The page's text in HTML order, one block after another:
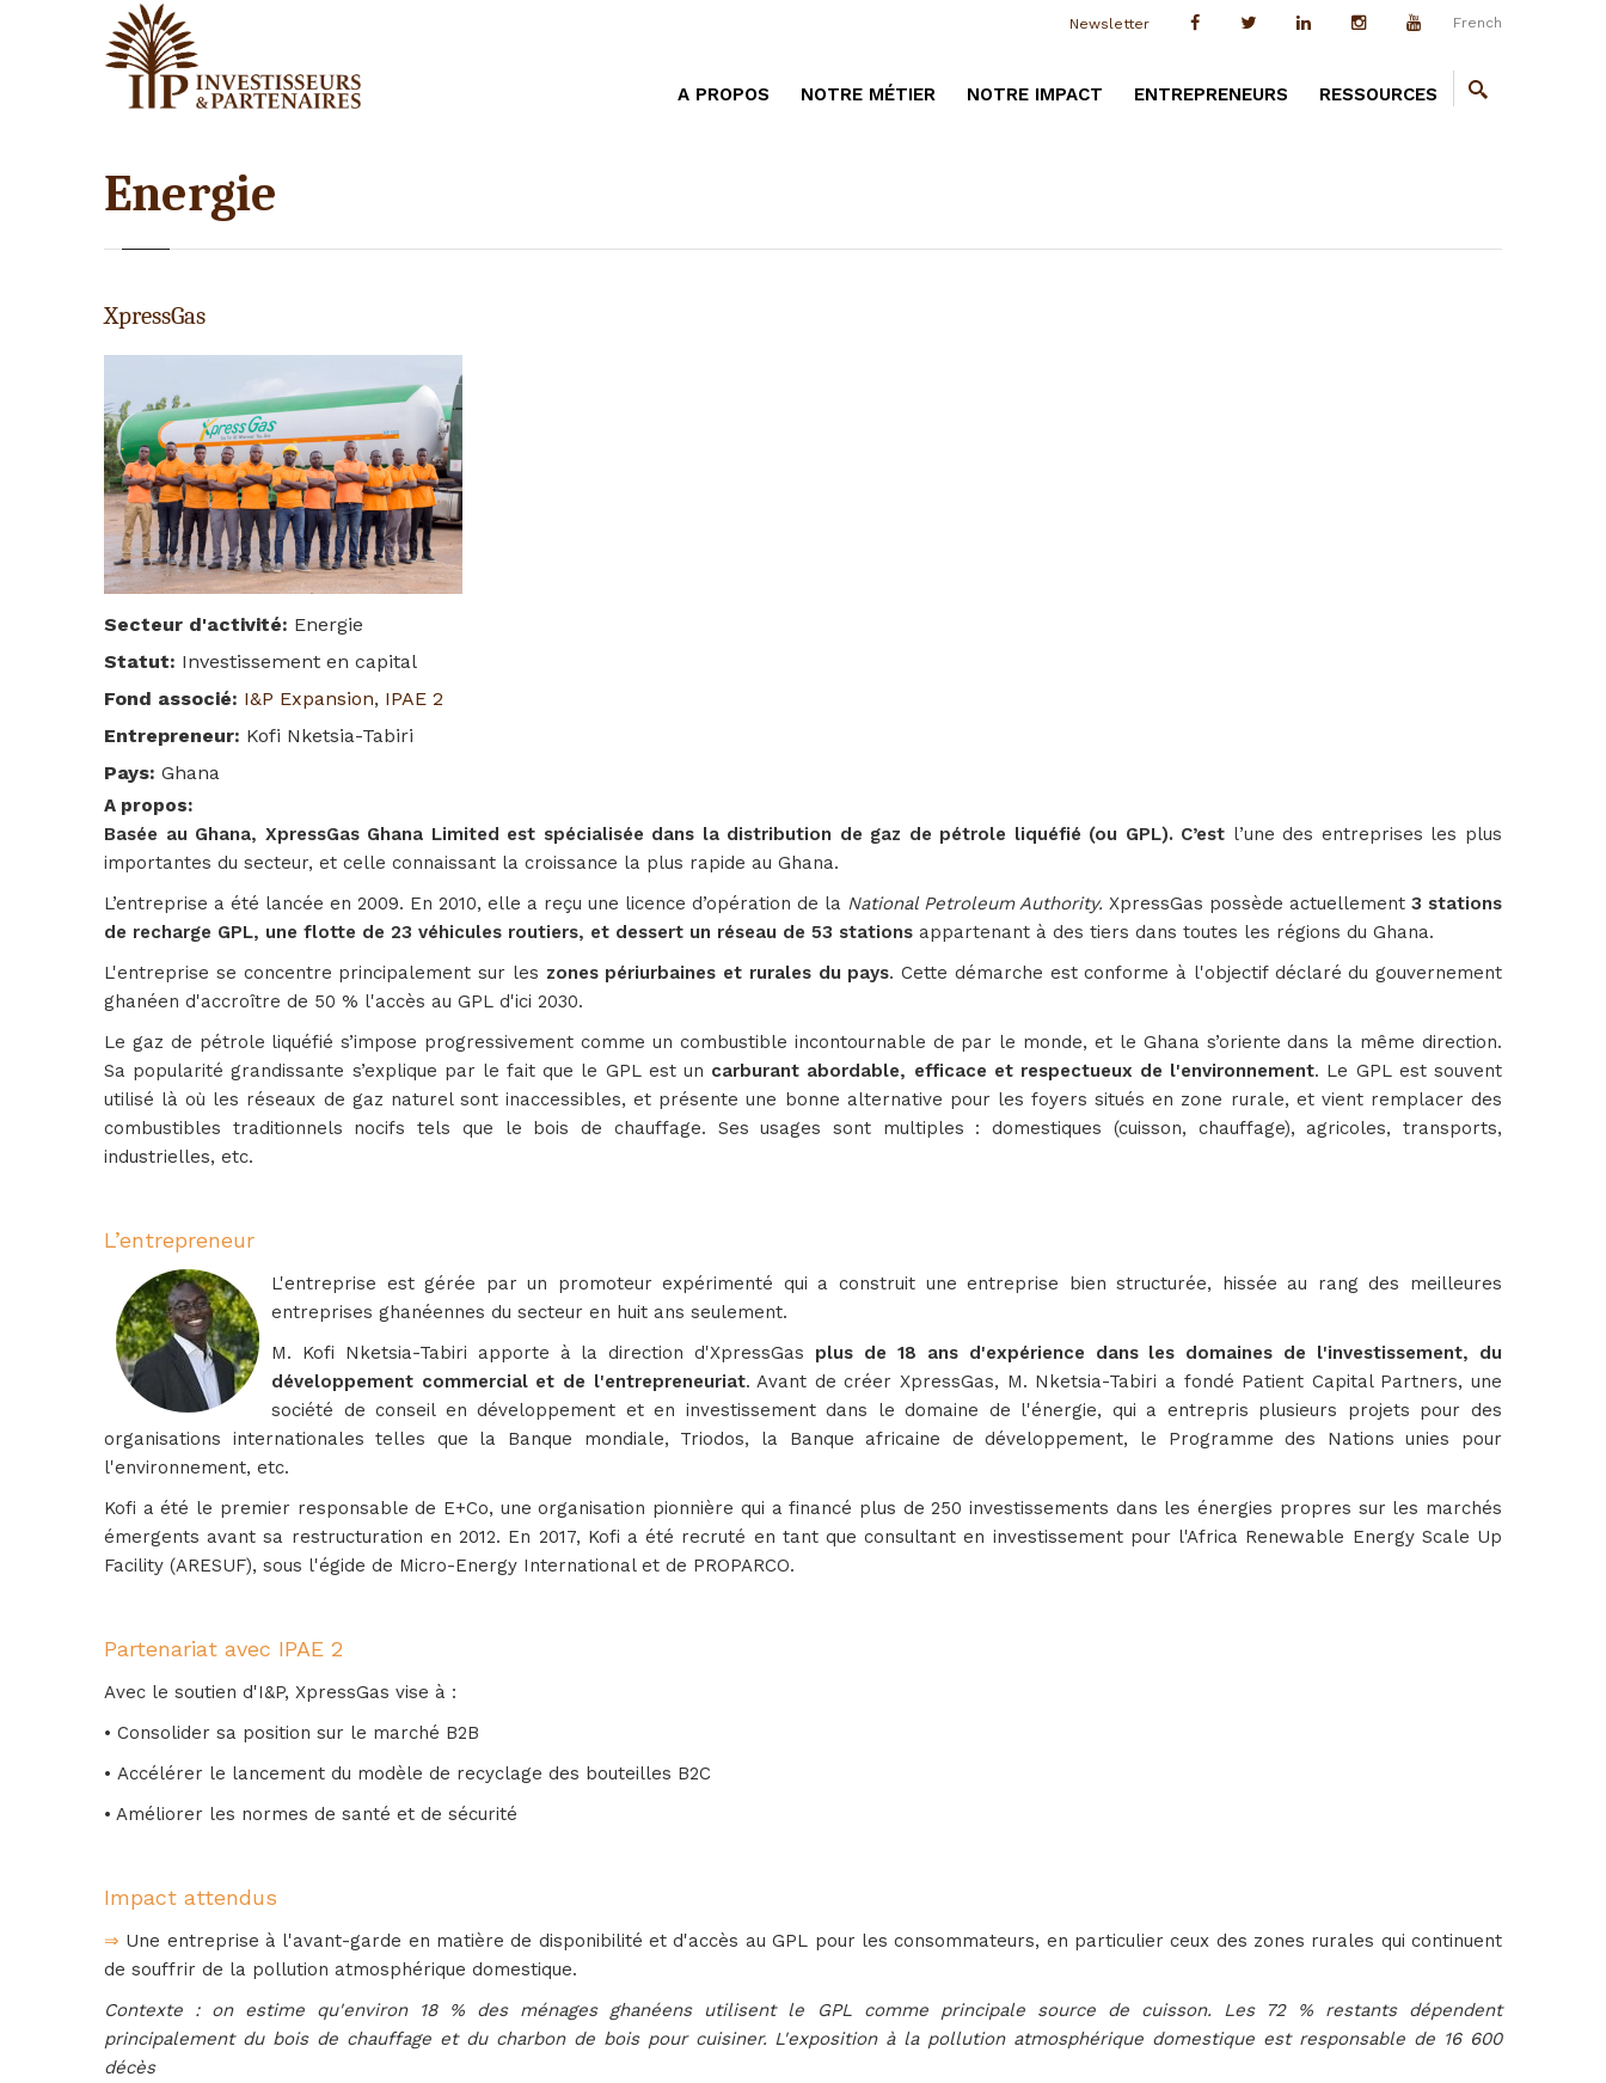
French
Newsletter
A PROPOS NOTRE MÉTIER NOTRE IMPACT ENTREPRENEURS RESSOURCES
Energie
XpressGas
Secteur d'activité: Energie
Statut: Investissement en capital
Fond associé: I&P Expansion, IPAE 2
Entrepreneur: Kofi Nketsia-Tabiri
Pays: Ghana
A propos:
Basée au Ghana, XpressGas Ghana Limited est spécialisée dans la distribution de gaz de pétrole liquéfié (ou GPL). C’est l’une des entreprises les plus
importantes du secteur, et celle connaissant la croissance la plus rapide au Ghana.
L’entreprise a été lancée en 2009. En 2010, elle a reçu une licence d’opération de la National Petroleum Authority. XpressGas possède actuellement 3 stations
de recharge GPL, une flotte de 23 véhicules routiers, et dessert un réseau de 53 stations appartenant à des tiers dans toutes les régions du Ghana.
L'entreprise se concentre principalement sur les zones périurbaines et rurales du pays. Cette démarche est conforme à l'objectif déclaré du gouvernement
ghanéen d'accroître de 50 % l'accès au GPL d'ici 2030.
Le gaz de pétrole liquéfié s’impose progressivement comme un combustible incontournable de par le monde, et le Ghana s’oriente dans la même direction.
Sa popularité grandissante s’explique par le fait que le GPL est un carburant abordable, efficace et respectueux de l'environnement. Le GPL est souvent
utilisé là où les réseaux de gaz naturel sont inaccessibles, et présente une bonne alternative pour les foyers situés en zone rurale, et vient remplacer des
combustibles traditionnels nocifs tels que le bois de chauffage. Ses usages sont multiples : domestiques (cuisson, chauffage), agricoles, transports,
industrielles, etc.
L’entrepreneur
L'entreprise est gérée par un promoteur expérimenté qui a construit une entreprise bien structurée, hissée au rang des meilleures
entreprises ghanéennes du secteur en huit ans seulement.
M. Kofi Nketsia-Tabiri apporte à la direction d'XpressGas plus de 18 ans d'expérience dans les domaines de l'investissement, du
développement commercial et de l'entrepreneuriat. Avant de créer XpressGas, M. Nketsia-Tabiri a fondé Patient Capital Partners, une
société de conseil en développement et en investissement dans le domaine de l'énergie, qui a entrepris plusieurs projets pour des
organisations internationales telles que la Banque mondiale, Triodos, la Banque africaine de développement, le Programme des Nations unies pour
l'environnement, etc.
Kofi a été le premier responsable de E+Co, une organisation pionnière qui a financé plus de 250 investissements dans les énergies propres sur les marchés
émergents avant sa restructuration en 2012. En 2017, Kofi a été recruté en tant que consultant en investissement pour l'Africa Renewable Energy Scale Up
Facility (ARESUF), sous l'égide de Micro-Energy International et de PROPARCO.
Partenariat avec IPAE 2
Avec le soutien d'I&P, XpressGas vise à :
• Consolider sa position sur le marché B2B
• Accélérer le lancement du modèle de recyclage des bouteilles B2C
• Améliorer les normes de santé et de sécurité
Impact attendus
⇒ Une entreprise à l'avant-garde en matière de disponibilité et d'accès au GPL pour les consommateurs, en particulier ceux des zones rurales qui continuent
de souffrir de la pollution atmosphérique domestique.
Contexte : on estime qu'environ 18 % des ménages ghanéens utilisent le GPL comme principale source de cuisson. Les 72 % restants dépendent
principalement du bois de chauffage et du charbon de bois pour cuisiner. L'exposition à la pollution atmosphérique domestique est responsable de 16 600
décès